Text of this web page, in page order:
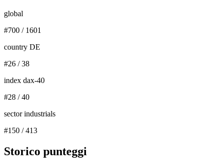
global
#700 / 1601
country DE
#26 /38
index dax-40
#28 /40
sector industrials
#150 /413
Storico punteggi